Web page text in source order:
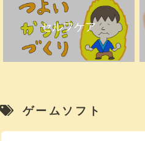
セルフケア
ゲームソフト